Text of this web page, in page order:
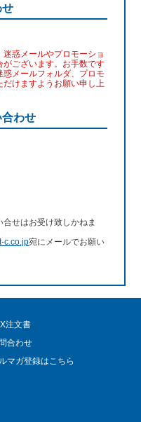
せ
惑メールやプロモーショ
がございます。お手数です
メールフォルダ、プロモ
けますようお願い申し上
わせ
せはお受け致しかねま
c.co.jp宛にメールでお願い
注文書
合わせ
マガ登録はこちら